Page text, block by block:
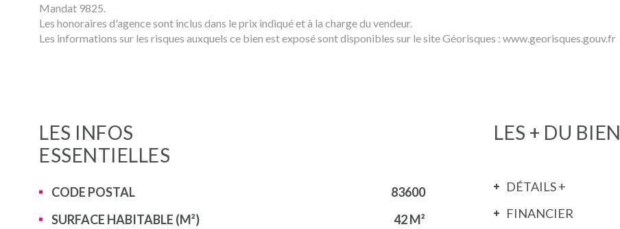
Mandat 9825.
Les honoraires d'agence sont inclus dans le prix indiqué et à la charge du vendeur.
Les informations sur les risques auxquels ce bien est exposé sont disponibles sur le site Géorisques : www.georisques.gouv.fr
LES INFOS
ESSENTIELLES
Caractérisque Valeurs
CODE POSTAL
83600
SURFACE HABITABLE (M²)
42 M²
LES + DU BIEN
DÉTAILS +
FINANCIER